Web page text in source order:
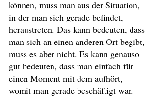
können, muss man aus der Situation,
in der man sich gerade befindet,
heraustreten. Das kann bedeuten, dass
man sich an einen anderen Ort begibt,
muss es aber nicht. Es kann genauso
gut bedeuten, dass man einfach für
einen Moment mit dem aufhört,
womit man gerade beschäftigt war.